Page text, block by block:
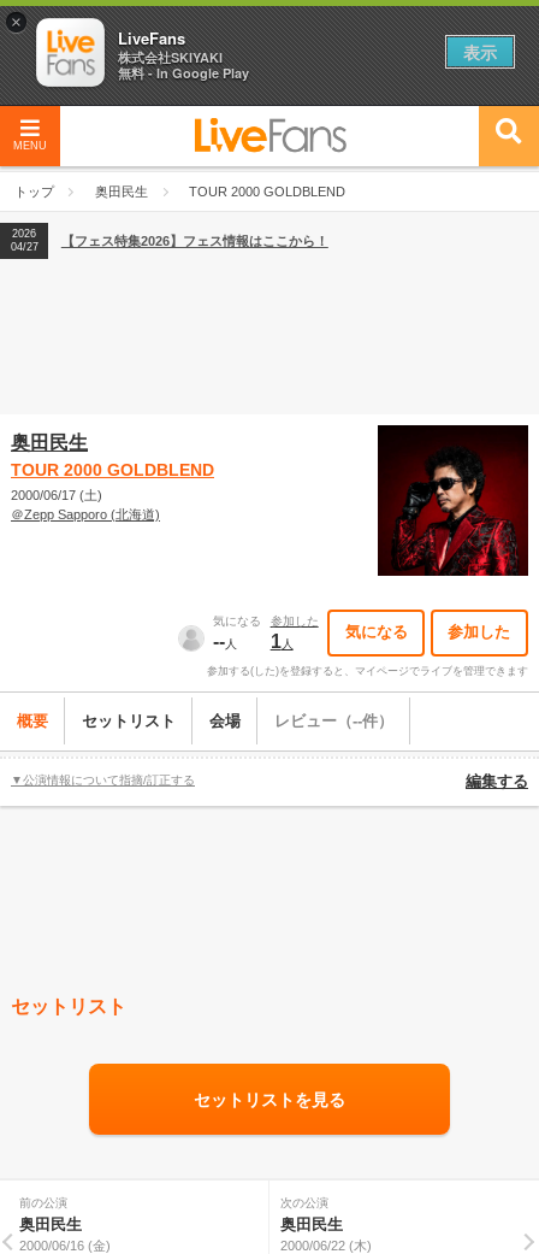
MENU
トップ 奥田民生 TOUR 2000 GOLDBLEND
2026
04/27
2026
【ライブ動員ランキング】2026年上半期編発表！
2026
04/27
【フェス特集2026】フェス情報はここから！
奥田民生
TOUR 2000 GOLDBLEND
2000/06/17 (土)
＠Zepp Sapporo (北海道)
気になる
--人
参加した
1人
気になる 参加した
参加する(した)を登録すると、マイページでライブを管理できます
概要 セットリスト 会場 レビュー（--件）
▼公演情報について指摘/訂正する 編集する
セットリスト
セットリストを見る
前の公演
奥田民生
2000/06/16 (金)
次の公演
奥田民生
2000/06/22 (木)
×
LiveFans
株式会社SKIYAKI
無料 - In Google Play
表示